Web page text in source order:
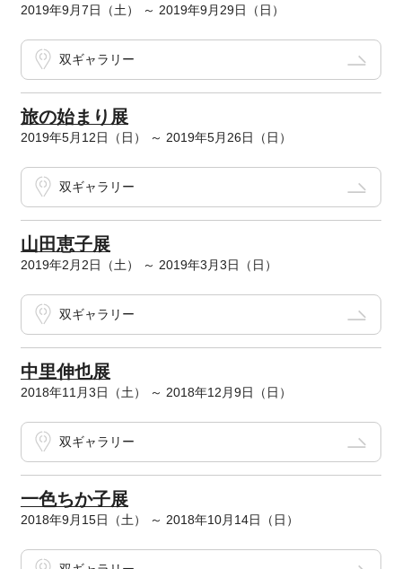
2019年9月7日（土） ～ 2019年9月29日（日）
双ギャラリー
旅の始まり展
2019年5月12日（日） ～ 2019年5月26日（日）
双ギャラリー
山田恵子展
2019年2月2日（土） ～ 2019年3月3日（日）
双ギャラリー
中里伸也展
2018年11月3日（土） ～ 2018年12月9日（日）
双ギャラリー
一色ちか子展
2018年9月15日（土） ～ 2018年10月14日（日）